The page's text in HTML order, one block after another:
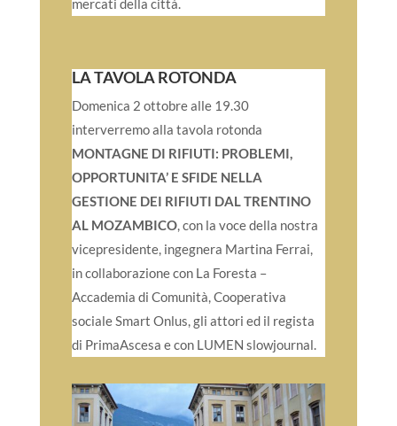
mercati della città.
LA TAVOLA ROTONDA
Domenica 2 ottobre alle 19.30
interverremo alla tavola rotonda
MONTAGNE DI RIFIUTI: PROBLEMI,
OPPORTUNITA’ E SFIDE NELLA
GESTIONE DEI RIFIUTI DAL TRENTINO
AL MOZAMBICO, con la voce della nostra
vicepresidente, ingegnera Martina Ferrai,
in collaborazione con La Foresta –
Accademia di Comunità, Cooperativa
sociale Smart Onlus, gli attori ed il regista
di PrimaAscesa e con LUMEN slowjournal.